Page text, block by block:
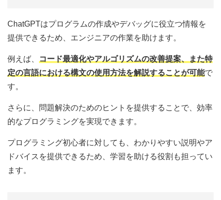
ChatGPTはプログラムの作成やデバッグに役立つ情報を
提供できるため、エンジニアの作業を助けます。
例えば、
コード最適化やアルゴリズムの改善提案、また特
定の言語における構文の使用方法を解説することが可能で
す。
さらに、問題解決のためのヒントを提供することで、効率
的なプログラミングを実現できます。
プログラミング初心者に対しても、わかりやすい説明やア
ドバイスを提供できるため、学習を助ける役割も担ってい
ます。